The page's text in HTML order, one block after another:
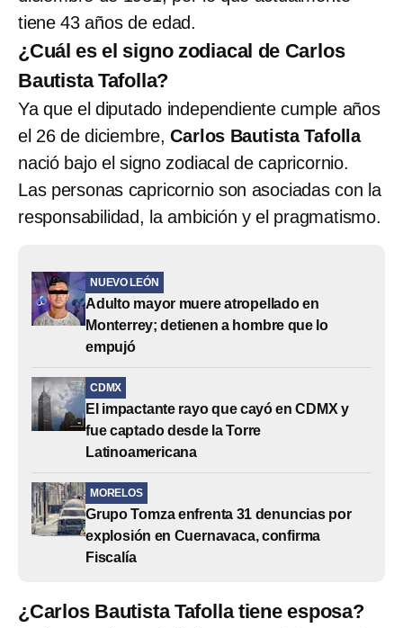
tiene 43 años de edad.
¿Cuál es el signo zodiacal de Carlos
Bautista Tafolla?
Ya que el diputado independiente cumple años
el 26 de diciembre,Carlos Bautista Tafolla
nació bajo el signo zodiacal de capricornio.
Las personas capricornio son asociadas con la
responsabilidad, la ambición y el pragmatismo.
NUEVO LEÓN
Adulto mayor muere atropellado en
Monterrey; detienen a hombre que lo
empujó
CDMX
El impactante rayo que cayó en CDMX y
fue captado desde la Torre
Latinoamericana
MORELOS
Grupo Tomza enfrenta 31 denuncias por
explosión en Cuernavaca, confirma
Fiscalía
¿Carlos Bautista Tafolla tiene esposa?